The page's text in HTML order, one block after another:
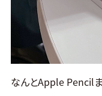
なんとApple Pencil